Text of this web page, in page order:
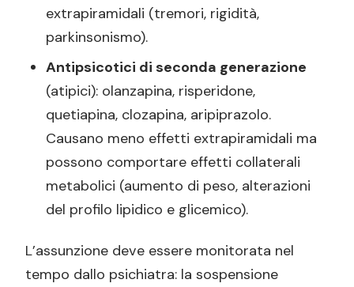
extrapiramidali (tremori, rigidità,
parkinsonismo).
Antipsicotici di seconda generazione
(atipici): olanzapina, risperidone,
quetiapina, clozapina, aripiprazolo.
Causano meno effetti extrapiramidali ma
possono comportare effetti collaterali
metabolici (aumento di peso, alterazioni
del profilo lipidico e glicemico).
L’assunzione deve essere monitorata nel
tempo dallo psichiatra: la sospensione